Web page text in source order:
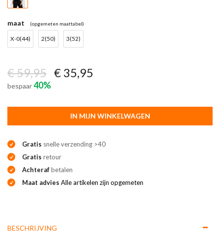
maat (opgemeten maattabel)
X-0(44) 2(50) 3(52)
€ 59,95 € 35,95
bespaar40%
IN MIJN WINKELWAGEN
Gratis snelle verzending >40
Gratis retour
Achterafbetalen
Maat advies Alle artikelen zijn opgemeten
BESCHRIJVING